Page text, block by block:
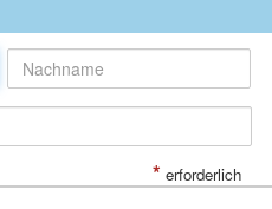
* erforderlich